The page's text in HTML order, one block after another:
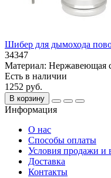
Шибер для дымохода
34347
Материал: Нержавеющая
Есть в наличии
1252 руб.
В корзину
Информация
О нас
Способы оплаты
Условия продажи и
Доставка
Контакты